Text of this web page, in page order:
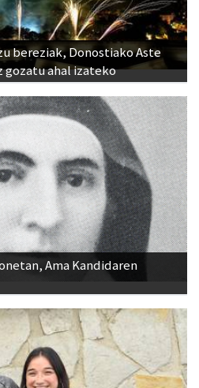
bereziak, Donostiako Aste
ahal izateko
Ama Kandidaren